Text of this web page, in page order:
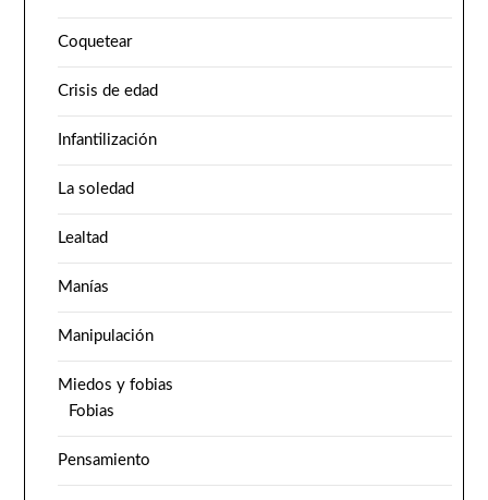
Coquetear
Crisis de edad
Infantilización
La soledad
Lealtad
Manías
Manipulación
Miedos y fobias
Fobias
Pensamiento